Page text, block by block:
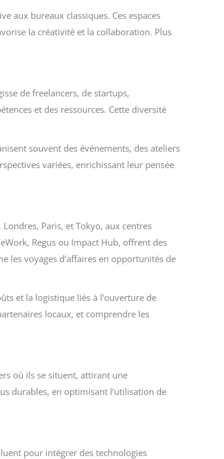
aux bureaux classiques. Ces espaces
la créativité et la collaboration. Plus
de freelancers, de startups,
et des ressources. Cette diversité
souvent des événements, des ateliers
variées, enrichissant leur pensée
Paris, et Tokyo, aux centres
Regus ou Impact Hub, offrent des
les voyages d’affaires en opportunités de
et la logistique liés à l’ouverture de
locaux, et comprendre les
où ils se situent, attirant une
durables, en optimisant l’utilisation de
pour intégrer des technologies